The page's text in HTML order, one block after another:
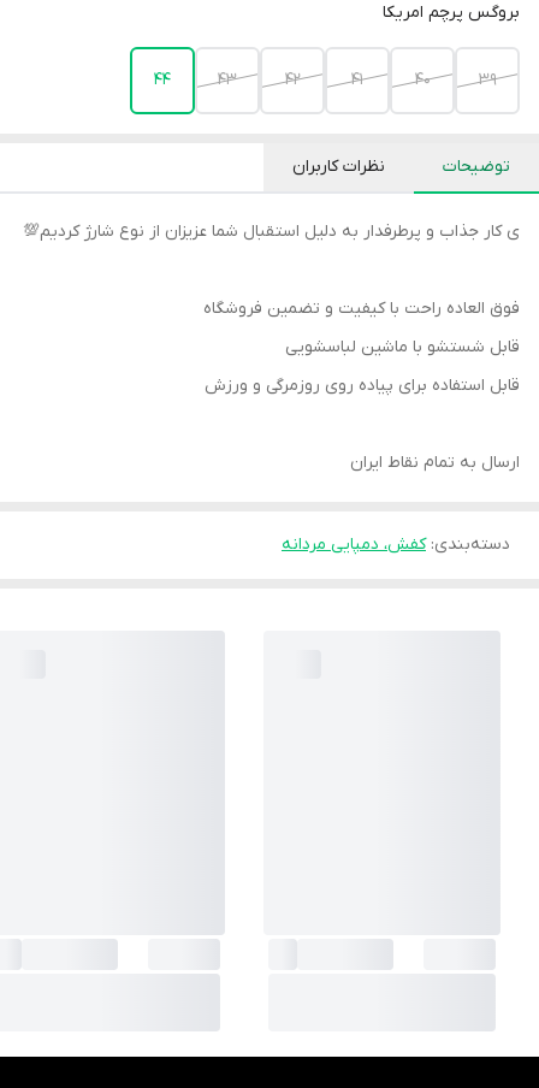
بروگس پرچم امریکا
39
40
41
42
43
44
توضیحات نظرات کاربران
ی کار جذاب و پرطرفدار به دلیل استقبال شما عزیزان از نوع شارژ کردیم💯
فوق العاده راحت با کیفیت و تضمین فروشگاه
قابل شستشو با ماشین لباسشویی
قابل استفاده برای پیاده روی روزمرگی و ورزش
ارسال به تمام نقاط ایران
دسته‌بندی:کفش، دمپایی مردانه